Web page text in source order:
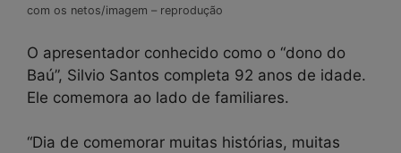
com os netos/imagem – reprodução
O apresentador conhecido como o “dono do
Baú”, Silvio Santos completa 92 anos de idade.
Ele comemora ao lado de familiares.
“Dia de comemorar muitas histórias, muitas